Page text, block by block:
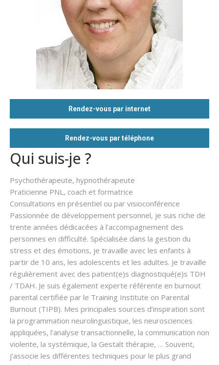
Qui suis-je ?
Psychothérapeute, hypnothérapeute
Praticienne PNL, coach et formatrice
Consultations en présentiel ou par visioconférence
Passionnée de développement personnel, je suis riche de
trente années dédicacées à l’accompagnement des
personnes en difficulté. Spécialisée dans la gestion du
stress et des émotions, je travaille avec les enfants à
partir de 10 ans, les adolescents et les adultes. Je travaille
régulièrement avec des patient(e)s diagnostiqué(e)s TDH
/ TDAH. Je suis également experte référente en burnout
parental certifiée par le Training Institute on Parental
Burnout (TIPB). Mes principales sources d’inspiration sont
la programmation neurolinguistique, les neurosciences
appliquées, l’analyse transactionnelle, la communication non
violente, la systémique, la Gestalt thérapie, … Souvent,
j’associe les différentes techniques pour le plus grand
Rendez-vous par internet
Rendez-vous par téléphone